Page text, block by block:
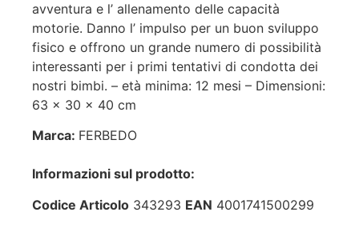
avventura e l’ allenamento delle capacità
motorie. Danno l’ impulso per un buon sviluppo
fisico e offrono un grande numero di possibilità
interessanti per i primi tentativi di condotta dei
nostri bimbi. – età minima: 12 mesi – Dimensioni:
63 x 30 x 40 cm
Marca: FERBEDO
Informazioni sul prodotto:
Codice Articolo 343293 EAN 4001741500299